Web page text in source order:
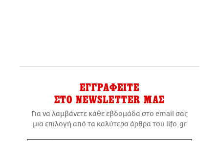
ΕΓΓΡΑΦΕΙΤΕ
ΣΤΟ NEWSLETTER ΜΑΣ
Για να λαμβάνετε κάθε εβδομάδα στο email σας
μια επιλογή από τα καλύτερα άρθρα του lifo.gr